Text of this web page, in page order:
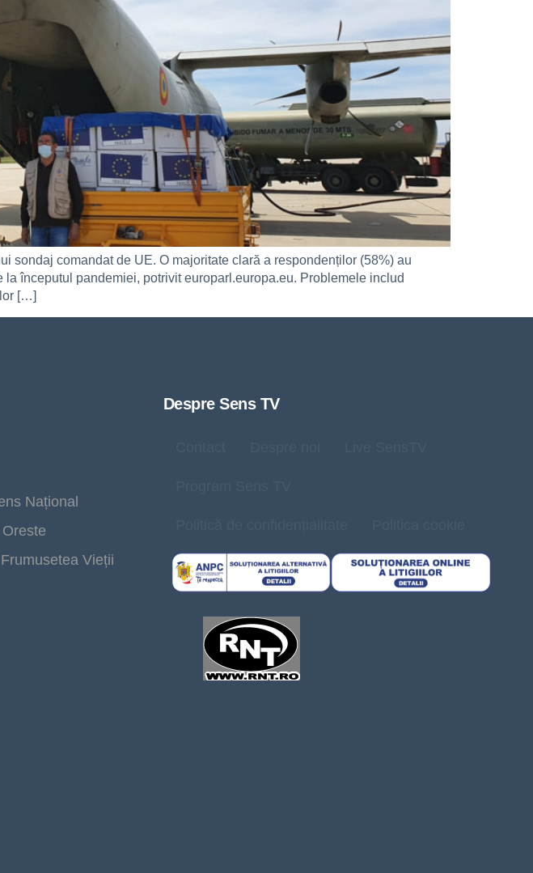
sondaj comandat de UE. O majoritate clară a respondenților (58%) au
începutul pandemiei, potrivit europarl.europa.eu. Problemele includ
[…]
Național
Frumusetea Vieții
Despre Sens TV